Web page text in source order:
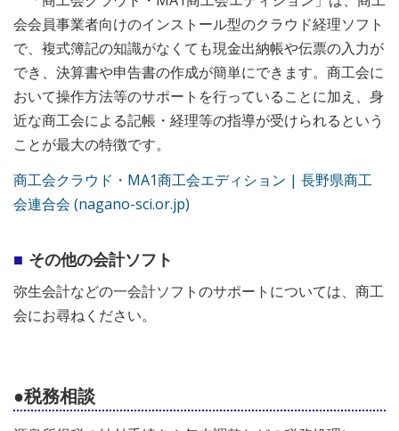
会会員事業者向けのインストール型のクラウド経理ソフト
で、複式簿記の知識がなくても現金出納帳や伝票の入力が
でき、決算書や申告書の作成が簡単にできます。商工会に
おいて操作方法等のサポートを行っていることに加え、身
近な商工会による記帳・経理等の指導が受けられるという
ことが最大の特徴です。
商工会クラウド・MA1商工会エディション | 長野県商工
会連合会 (nagano-sci.or.jp)
その他の会計ソフト
弥生会計などの一会計ソフトのサポートについては、商工
会にお尋ねください。
●税務相談